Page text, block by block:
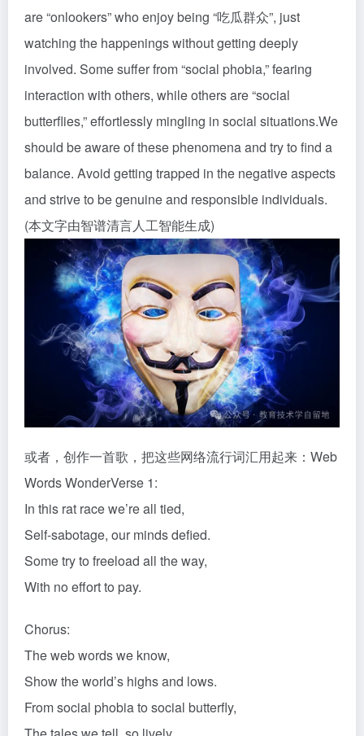
are “onlookers” who enjoy being “吃瓜群众”, just
watching the happenings without getting deeply
involved. Some suffer from “social phobia,” fearing
interaction with others, while others are “social
butterflies,” effortlessly mingling in social situations.We
should be aware of these phenomena and try to find a
balance. Avoid getting trapped in the negative aspects
and strive to be genuine and responsible individuals.
(本文字由智谱清言人工智能生成)
或者，创作一首歌，把这些网络流行词汇用起来：Web
Words WonderVerse 1:
In this rat race we’re all tied,
Self-sabotage, our minds defied.
Some try to freeload all the way,
With no effort to pay.
Chorus:
The web words we know,
Show the world’s highs and lows.
From social phobia to social butterfly,